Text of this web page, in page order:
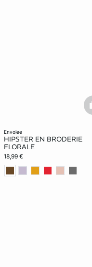
envolee
HIPSTER EN BRODERIE
FLORALE
18,99 €